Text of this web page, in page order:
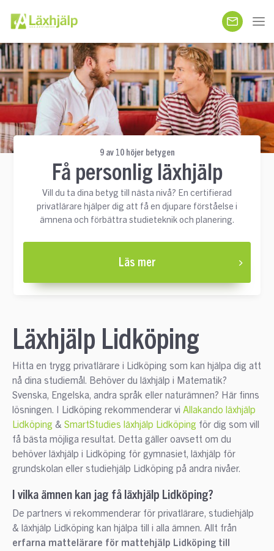
9 av 10 höjer betygen
Få personlig läxhjälp
Vill du ta dina betyg till nästa nivå? En certifierad
privatlärare hjälper dig att få en djupare förståelse i
ämnena och förbättra studieteknik och planering.
Läs mer
Läxhjälp Lidköping
Hitta en trygg privatlärare i Lidköping som kan hjälpa dig att
nå dina studiemål. Behöver du läxhjälp i Matematik?
Svenska, Engelska, andra språk eller naturämnen? Här finns
lösningen. I Lidköping rekommenderar vi Allakando läxhjälp
Lidköping & SmartStudies läxhjälp Lidköping för dig som vill
få bästa möjliga resultat. Detta gäller oavsett om du
behöver läxhjälp i Lidköping för gymnasiet, läxhjälp för
grundskolan eller studiehjälp Lidköping på andra nivåer.
I vilka ämnen kan jag få läxhjälp Lidköping?
De partners vi rekommenderar för privatlärare, studiehjälp
& läxhjälp Lidköping kan hjälpa till i alla ämnen. Allt från
erfarna mattelärare för mattehjälp Lidköping till